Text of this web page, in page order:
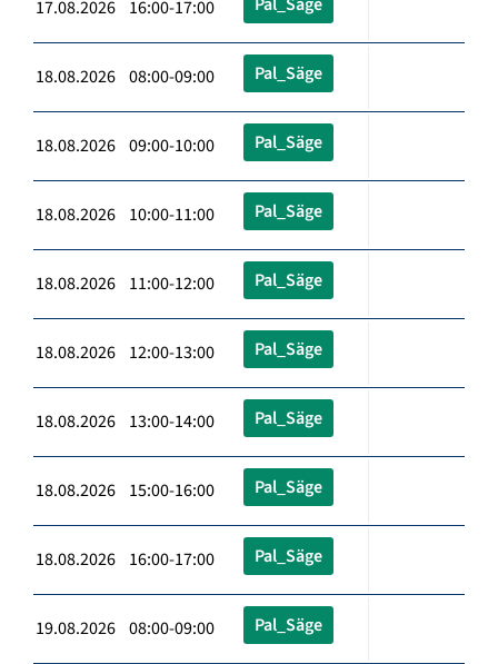
17.08.2026 16:00-17:00
18.08.2026 08:00-09:00 Pal_Säge
18.08.2026 09:00-10:00 Pal_Säge
18.08.2026 10:00-11:00 Pal_Säge
18.08.2026 11:00-12:00 Pal_Säge
18.08.2026 12:00-13:00 Pal_Säge
18.08.2026 13:00-14:00 Pal_Säge
18.08.2026 15:00-16:00 Pal_Säge
18.08.2026 16:00-17:00 Pal_Säge
19.08.2026 08:00-09:00 Pal_Säge